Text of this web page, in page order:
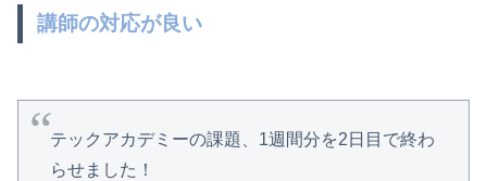
講師の対応が良い
テックアカデミーの課題、1週間分を2日目で終わ
らせました！